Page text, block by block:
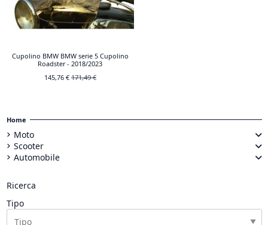
Cupolino BMW BMW serie 5 Cupolino
Roadster - 2018/2023
145,76 €171,49 €
Home
Moto
Scooter
Automobile
Ricerca
Tipo
▼